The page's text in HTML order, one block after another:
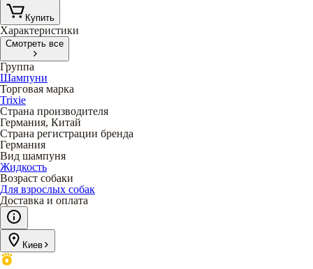
Купить
Характеристики
Смотреть все
Группа
Шампуни
Торговая марка
Trixie
Страна производителя
Германия, Китай
Страна регистрации бренда
Германия
Вид шампуня
Жидкость
Возраст собаки
Для взрослых собак
Доставка и оплата
Киев